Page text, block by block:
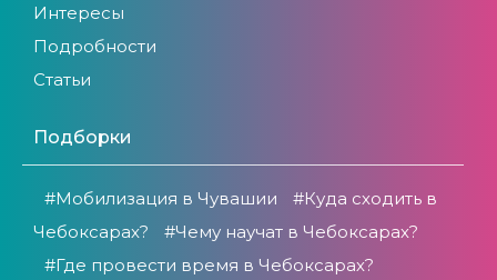
Интересы
Подробности
Статьи
Подборки
#Мобилизация в Чувашии
#Куда сходить в
Чебоксарах?
#Чему научат в Чебоксарах?
#Где провести время в Чебоксарах?